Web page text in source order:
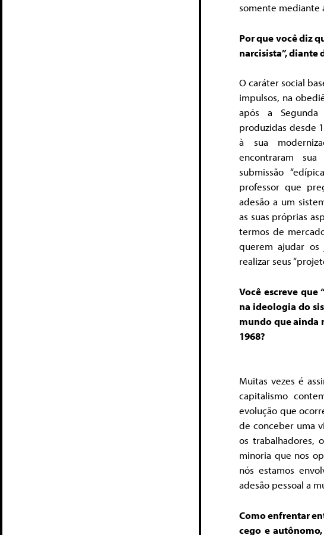
somente mediante
Por que você diz
narcisista”, diante
O caráter social
impulsos, na
após a Segunda
produzidas desde
à sua
encontraram
submissão
professor que
adesão a um
as suas próprias
termos de
querem ajudar
realizar seus
Você escreve que
na ideologia do
mundo que ainda
1968?
Muitas vezes é
capitalismo
evolução que
de conceber uma
os trabalhadores,
minoria que nos
nós estamos
adesão pessoal a
Como enfrentar
cego e